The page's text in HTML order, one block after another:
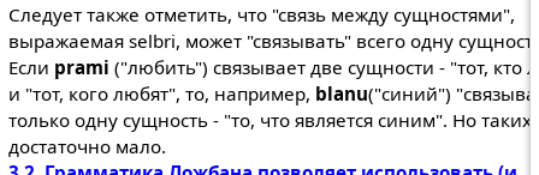
Следует также отметить, что "связь между сущностями",
выражаемая selbri, может "связывать" всего одну
Если prami ("любить") связывает две сущности - "тот, кто
и "тот, кого любят", то, например, blanu("синий")
только одну сущность - "то, что является синим". Но таких
достаточно мало.